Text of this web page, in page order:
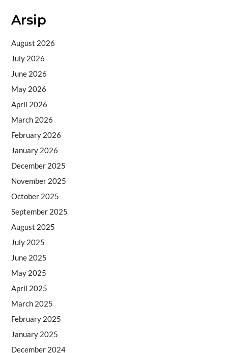
Arsip
August 2026
July 2026
June 2026
May 2026
April 2026
March 2026
February 2026
January 2026
December 2025
November 2025
October 2025
September 2025
August 2025
July 2025
June 2025
May 2025
April 2025
March 2025
February 2025
January 2025
December 2024